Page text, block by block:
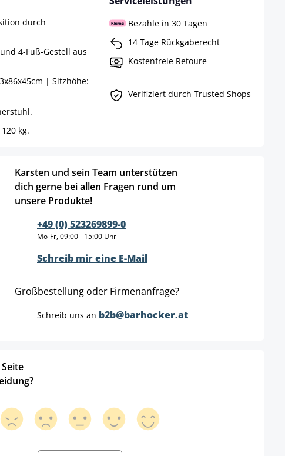
durch
4-Fuß-Gestell aus
| Sitzhöhe:
kg.
Bezahle in 30 Tagen
14 Tage Rückgaberecht
Kostenfreie Retoure
Verifiziert durch Trusted Shops
Karsten und sein Team unterstützen
dich gerne bei allen Fragen rund um
unsere Produkte!
+49 (0) 523269899-0
Mo-Fr, 09:00 - 15:00 Uhr
Schreib mir eine E-Mail
Großbestellung oder Firmenanfrage?
Schreib uns an b2b@barhocker.at